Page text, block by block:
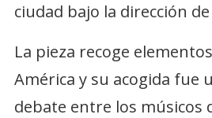
ciudad bajo la dirección
La pieza recoge
América y su acogida
debate entre los músicos